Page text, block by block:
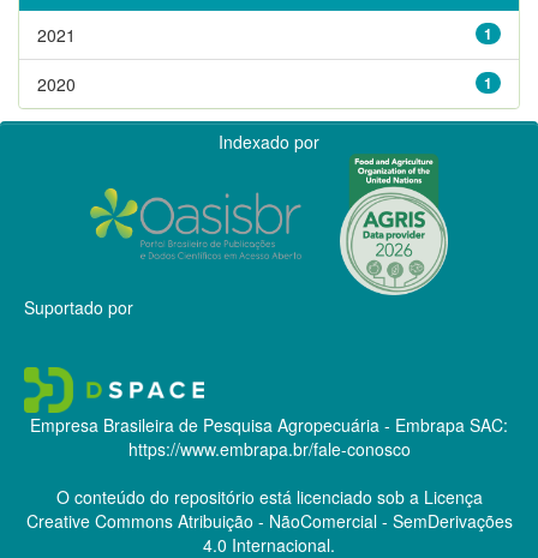
1
2021
1
2020
Indexado por
Suportado por
Empresa Brasileira de Pesquisa Agropecuária - Embrapa SAC:
https://www.embrapa.br/fale-conosco
O conteúdo do repositório está licenciado sob a Licença
Creative CommonsAtribuição - NãoComercial - SemDerivações
4.0 Internacional.